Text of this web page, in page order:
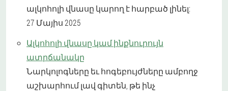
ալկոհոլի վնասը կարող է հարբած լինել:
27 Մայիս 2025
Ալկոհոլի վնասը կամ ինքնուրույն
ատրճանակը
Նարկոլոգները եւ հոգեբույժները ամբողջ
աշխարհում լավ գիտեն, թե ինչ